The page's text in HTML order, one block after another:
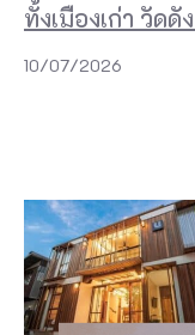
ทั้งเมืองเก่า วัด
10/07/2026